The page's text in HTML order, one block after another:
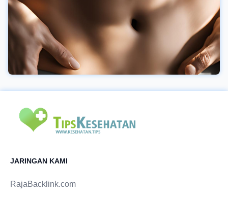
JARINGAN KAMI
RajaBacklink.com